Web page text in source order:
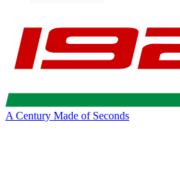
A Century Made of Seconds